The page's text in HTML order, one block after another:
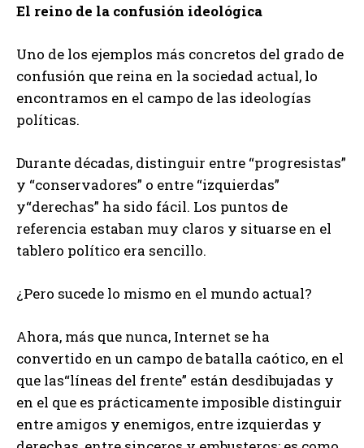
El reino de la confusión ideológica
Uno de los ejemplos más concretos del grado de
confusión que reina en la sociedad actual, lo
encontramos en el campo de las ideologías
políticas.
Durante décadas, distinguir entre “progresistas”
y “conservadores” o entre “izquierdas”
y“derechas” ha sido fácil. Los puntos de
referencia estaban muy claros y situarse en el
tablero político era sencillo.
¿Pero sucede lo mismo en el mundo actual?
Ahora, más que nunca, Internet se ha
convertido en un campo de batalla caótico, en el
que las“líneas del frente” están desdibujadas y
en el que es prácticamente imposible distinguir
entre amigos y enemigos, entre izquierdas y